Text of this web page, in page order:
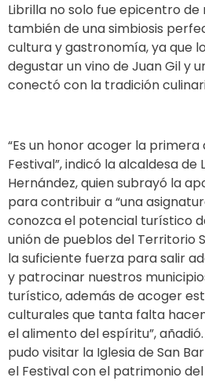
Librilla no solo fue epicentro de
también de una simbiosis
cultura y gastronomía, ya que
degustar un vino de Juan Gil y
conectó con la tradición
“Es un honor acoger la primera
Festival”, indicó la alcaldesa de
Hernández, quien subrayó la
para contribuir a “una
conozca el potencial turístico
unión de pueblos del Territorio
la suficiente fuerza para salir
y patrocinar nuestros
turístico, además de acoger
culturales que tanta falta
el alimento del espíritu”,
pudo visitar la Iglesia de San
el Festival con el patrimonio